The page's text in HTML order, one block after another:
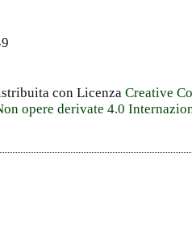
con Licenza Creative
opere derivate 4.0